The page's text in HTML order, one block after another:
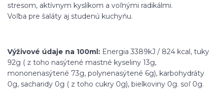
stresom, aktívnym kyslíkom a voľnými radikálmi.
Voľba pre šaláty aj studenú kuchyňu.
Výživové údaje na 100ml: Energia 3389kJ / 824 kcal, tuky
92g ( z toho nasýtené mastné kyseliny 13g,
mononenasýtené 73g, polynenasýtené 6g), karbohydráty
0g, sacharidy 0g ( z toho cukry 0g), bielkoviny 0g. soľ 0g.